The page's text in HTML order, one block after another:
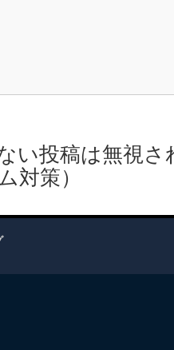
い投稿は無視
対策）